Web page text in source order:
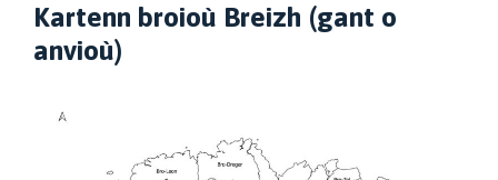
Kartenn broioù Breizh (gant o
anvioù)